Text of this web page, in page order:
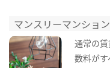
マンスリーマンショ
通常の
数料がす